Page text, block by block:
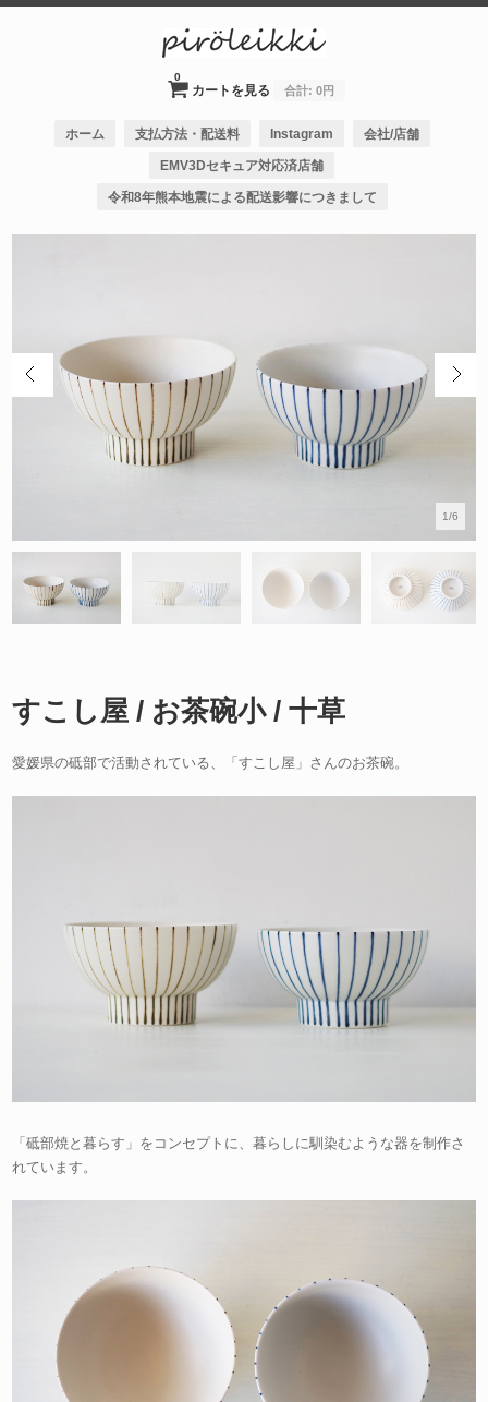
カートを見る
0
合計: 0円
ホーム 支払方法・配送料 Instagram 会社/店舗
EMV3Dセキュア対応済店舗
令和8年熊本地震による配送影響につきまして
1/6
すこし屋 / お茶碗小 / 十草
愛媛県の砥部で活動されている、「すこし屋」さんのお茶碗。
「砥部焼と暮らす」をコンセプトに、暮らしに馴染むような器を制作さ
れています。